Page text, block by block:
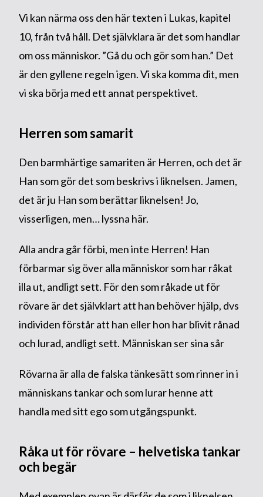
Vi kan närma oss den här texten i Lukas, kapitel
10, från två håll. Det självklara är det som handlar
om oss människor. ”Gå du och gör som han.” Det
är den gyllene regeln igen. Vi ska komma dit, men
vi ska börja med ett annat perspektivet.
Herren som samarit
Den barmhärtige samariten är Herren, och det är
Han som gör det som beskrivs i liknelsen. Jamen,
det är ju Han som berättar liknelsen! Jo,
visserligen, men… lyssna här.
Alla andra går förbi, men inte Herren! Han
förbarmar sig över alla människor som har råkat
illa ut, andligt sett. För den som råkade ut för
rövare är det självklart att han behöver hjälp, dvs
individen förstår att han eller hon har blivit rånad
och lurad, andligt sett. Människan ser sina sår
Rövarna är alla de falska tänkesätt som rinner in i
människans tankar och som lurar henne att
handla med sitt ego som utgångspunkt.
Råka ut för rövare – helvetiska tankar
och begär